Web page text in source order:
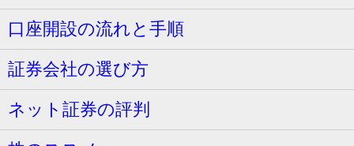
口座開設の流れと手順
証券会社の選び方
ネット証券の評判